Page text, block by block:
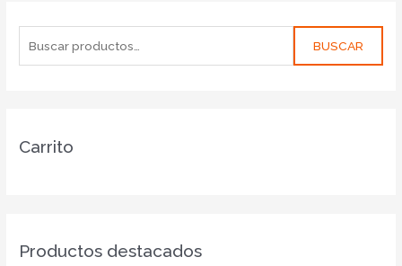
BUSCAR
Carrito
Productos destacados